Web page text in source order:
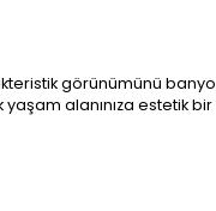
görünümünü
alanınıza estetik bir